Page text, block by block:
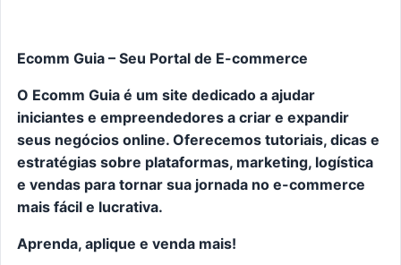
Ecomm Guia – Seu Portal de E-commerce
O Ecomm Guia é um site dedicado a ajudar
iniciantes e empreendedores a criar e expandir
seus negócios online. Oferecemos tutoriais, dicas e
estratégias sobre plataformas, marketing, logística
e vendas para tornar sua jornada no e-commerce
mais fácil e lucrativa.
Aprenda, aplique e venda mais!